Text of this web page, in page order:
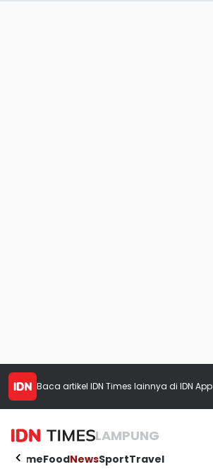
Baca artikel IDN Times lainnya di IDN App
LAMPUNG
HomeFoodNewsSportTravel